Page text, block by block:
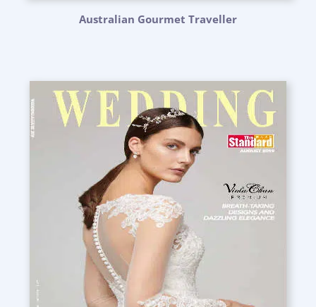
Australian Gourmet Traveller